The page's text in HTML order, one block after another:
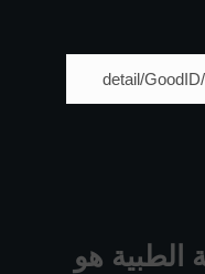
الطبية هو